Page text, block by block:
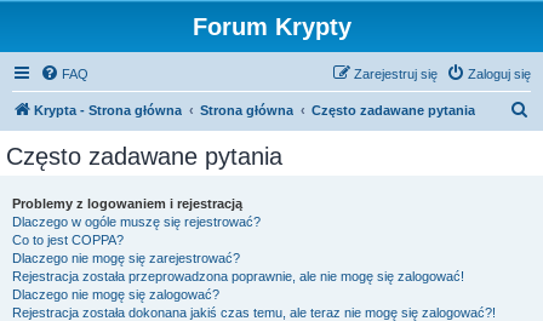
Forum Krypty
FAQ Zaloguj się
Zarejestruj się
Krypta - Strona główna Strona główna Często zadawane pytania
Często zadawane pytania
Problemy z logowaniem i rejestracją
Dlaczego w ogóle muszę się rejestrować?
Co to jest COPPA?
Dlaczego nie mogę się zarejestrować?
Rejestracja została przeprowadzona poprawnie, ale nie mogę się zalogować!
Dlaczego nie mogę się zalogować?
Rejestracja została dokonana jakiś czas temu, ale teraz nie mogę się zalogować?!